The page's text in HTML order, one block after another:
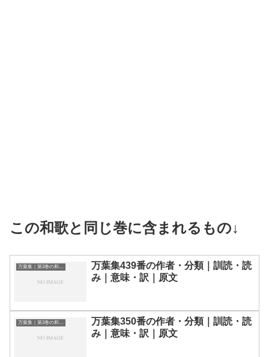
この和歌と同じ巻に含まれるもの↓
万葉集439番の作者・分類｜訓読・読
み｜意味・訳｜原文
万葉集｜第3巻の和歌一覧
万葉集350番の作者・分類｜訓読・読
み｜意味・訳｜原文